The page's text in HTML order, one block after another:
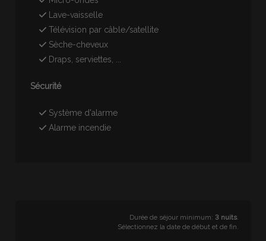
Lave-vaisselle
Télévision par câble/satellite
Sèche-cheveux
Draps, serviettes, ...
Sécurité
Système d'alarme
Alarme incendie
Durée de séjour minimum: 3 nuits.
Sélectionnez la date de début et de fin.